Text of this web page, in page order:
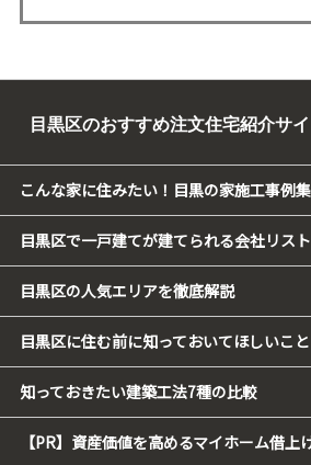
目黒区のおすすめ注文住宅紹介サ
こんな家に住みたい！目黒の家施工事例集
目黒区で一戸建てが建てられる会社リスト
目黒区の人気エリアを徹底解説
目黒区に住む前に知っておいてほしいこと
知っておきたい建築工法7種の比較
【PR】資産価値を高めるマイホーム借上